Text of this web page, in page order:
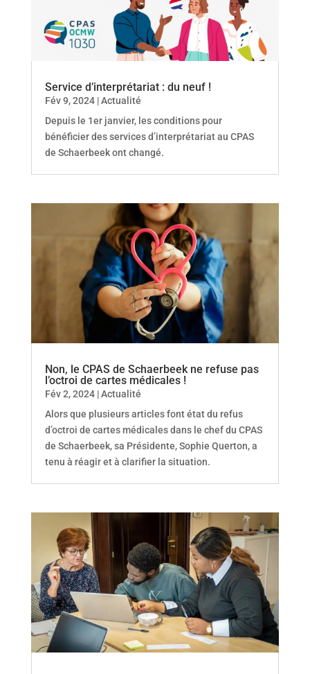
Service d’interprétariat : du neuf !
Fév 9, 2024|Actualité
Depuis le 1er janvier, les conditions pour
bénéficier des services d’interprétariat au CPAS
de Schaerbeek ont changé.
Non, le CPAS de Schaerbeek ne refuse pas
l’octroi de cartes médicales !
Fév 2, 2024|Actualité
Alors que plusieurs articles font état du refus
d’octroi de cartes médicales dans le chef du CPAS
de Schaerbeek, sa Présidente, Sophie Querton, a
tenu à réagir et à clarifier la situation.